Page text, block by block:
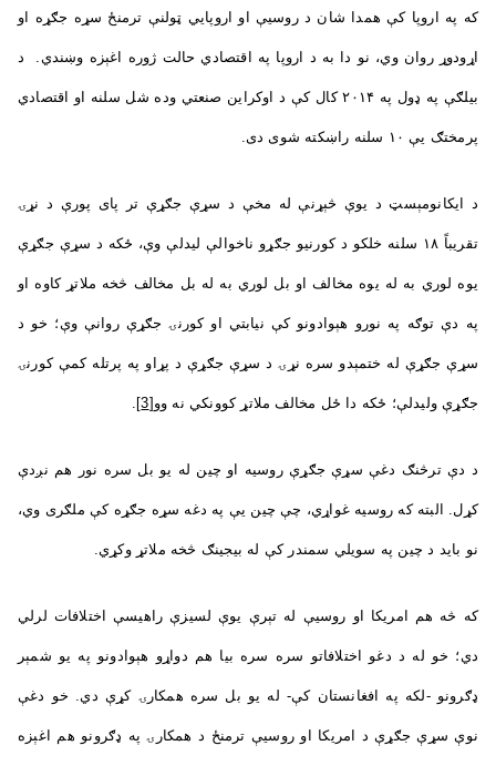
که په اروپا کې همدا شان د روسیې او اروپايي ټولنې ترمنځ سړه جګړه او
اړودوړ روان وي، نو دا به د اروپا په اقتصادي حالت ژوره اغېزه وښندي. د
بیلګې په ډول په ۲۰۱۴ کال کې د اوکراین صنعتي وده شل سلنه او اقتصادي
پرمختګ یې ۱۰ سلنه راښکته شوی دی.
د ایکانومېسټ د یوې څېړنې له مخې د سړې جګړې تر پای پورې د نړۍ
تقریباً ۱۸ سلنه خلکو د کورنیو جګړو ناخوالې لیدلې وې، ځکه د سړې جګړې
یوه لوري به له یوه مخالف او بل لوري به له بل مخالف څخه ملاتړ کاوه او
په دې توګه په نورو هېوادونو کې نيابتي او کورنۍ جګړې روانې وې؛ خو د
سړې جګړې له ختمېدو سره نړۍ د سړې جګړې د پړاو په پرتله کمې کورنۍ
جګړې ولیدلې؛ ځکه دا ځل مخالف ملاتړ کوونکي نه وو [3]
.
د دې ترڅنګ دغې سړې جګړې روسیه او چین له یو بل سره نور هم نږدې
کړل. البته که روسیه غواړي، چې چین یې په دغه سړه جګړه کې ملګری وي،
نو باید د چین په سویلي سمندر کې له بیجینګ څخه ملاتړ وکړي.
که څه هم امریکا او روسیې له تېرې یوې لسیزې راهیسې اختلافات لرلي
دي؛ خو له د دغو اختلافاتو سره سره بیا هم دواړو هېوادونو په یو شمېر
ډګرونو -لکه په افغانستان کې- له یو بل سره همکارۍ کړې دي. خو دغې
نوې سړې جګړې د امریکا او روسیې ترمنځ د همکارۍ په ډګرونو هم اغېزه